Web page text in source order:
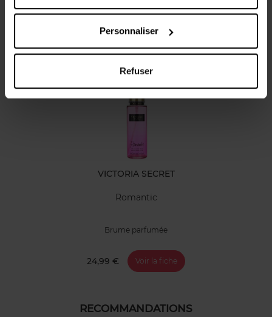
Personnaliser
Refuser
Vous aimerez peut-être
VICTORIA SECRET
Romantic
Brume parfumée
24,99 € Voir la fiche
RECOMMANDATIONS